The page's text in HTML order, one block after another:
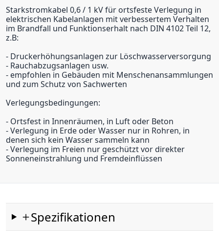
Starkstromkabel 0,6 / 1 kV für ortsfeste Verlegung in
elektrischen Kabelanlagen mit verbessertem Verhalten
im Brandfall und Funktionserhalt nach DIN 4102 Teil 12,
z.B:
- Druckerhöhungsanlagen zur Löschwasserversorgung
- Rauchabzugsanlagen usw.
- empfohlen in Gebäuden mit Menschenansammlungen
und zum Schutz von Sachwerten
Verlegungsbedingungen:
- Ortsfest in Innenräumen, in Luft oder Beton
- Verlegung in Erde oder Wasser nur in Rohren, in
denen sich kein Wasser sammeln kann
- Verlegung im Freien nur geschützt vor direkter
Sonneneinstrahlung und Fremdeinflüssen
Spezifikationen